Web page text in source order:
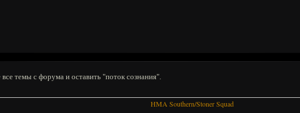
темы с форума и оставить "поток сознания".
HMA Southern/Stoner Squad